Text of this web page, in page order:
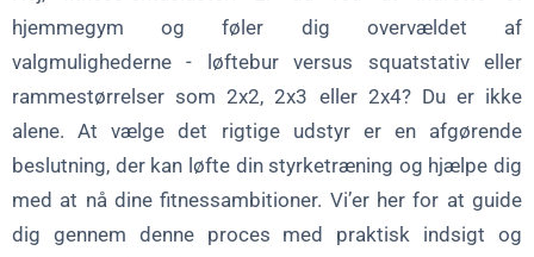
2x3 stativer
2x4 reoler
Power Rack vs. Squat Rack: De vigtigste forskelle
Design og struktur
Funktionalitet
Plads og omkostninger
hjemmegym og føler dig overvældet af
valgmulighederne - løftebur versus squatstativ eller
rammestørrelser som 2x2, 2x3 eller 2x4? Du er ikke
alene. At vælge det rigtige udstyr er en afgørende
beslutning, der kan løfte din styrketræning og hjælpe dig
med at nå dine fitnessambitioner. Vi’er her for at guide
dig gennem denne proces med praktisk indsigt og